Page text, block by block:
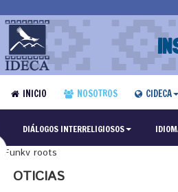
INICIO NOSOTROS CIDECA
DIÁLOGOS INTERRELIGIOSOS
OTICIAS